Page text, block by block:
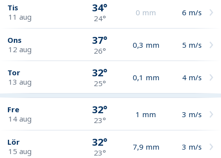
Tis
11 aug
34°
24°
0 mm 6 m/s
Ons
12 aug
37°
26°
0,3 mm 5 m/s
Tor
13 aug
32°
25°
0,1 mm 4 m/s
Fre
14 aug
32°
23°
1 mm 3 m/s
Lör
15 aug
32°
23°
7,9 mm 3 m/s